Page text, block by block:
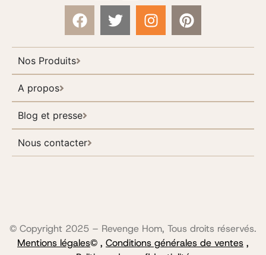
Nos Produits
A propos
Blog et presse
Nous contacter
© Copyright 2025 – Revenge Hom, Tous droits réservés.
Mentions légales© , Conditions générales de ventes ,